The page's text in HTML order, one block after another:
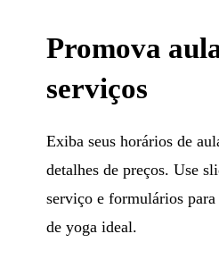
Promova
serviços
Exiba seus horários de
detalhes de preços. Use
serviço e formulários
de yoga ideal.